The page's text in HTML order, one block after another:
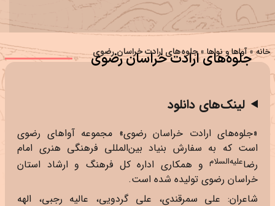
خانه»آواها و نواها»جلوه‌های ارادت خراسان رضوی
جلوه‌های ارادت خراسان رضوی
لینک‌های دانلود
«جلوه‌های ارادت خراسان رضوی» مجموعه آواهای رضوی
است که به سفارش بنیاد بین‌المللی فرهنگی هنری امام
رضاعلیه‌السلام و همکاری اداره کل فرهنگ و ارشاد استان
خراسان رضوی تولیده شده است.
شاعران: علی سمرقندی، علی گردویی، عالیه رجبی، الهه